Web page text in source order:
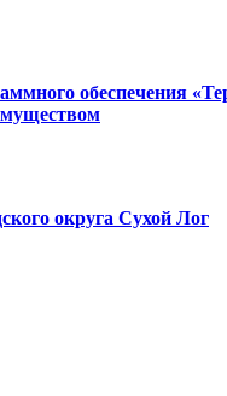
обеспечения
округа Сухой Лог